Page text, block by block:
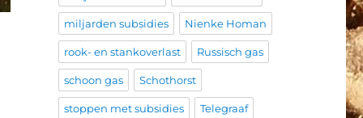
miljarden subsidies Nienke Homan
rook- en stankoverlast Russisch gas
schoon gas Schothorst
stoppen met subsidies Telegraaf